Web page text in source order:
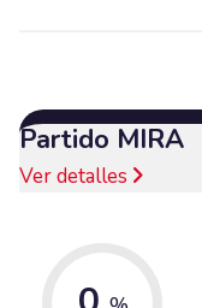
Partido MIRA
Ver detalles